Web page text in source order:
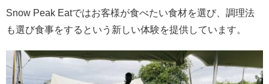
Snow Peak Eatではお客様が食べたい食材を選び、調理法
も選び食事をするという新しい体験を提供しています。